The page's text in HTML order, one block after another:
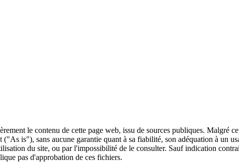
le contenu de cette page web, issu de sources publiques. Malgré
is"), sans aucune garantie quant à sa fiabilité, son adéquation à un
du site, ou par l'impossibilité de le consulter. Sauf indication
pas d'approbation de ces fichiers.